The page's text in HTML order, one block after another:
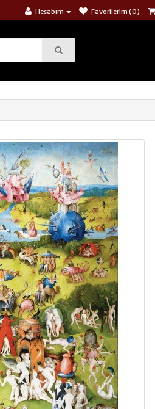
Hesabım Favorilerim (0)